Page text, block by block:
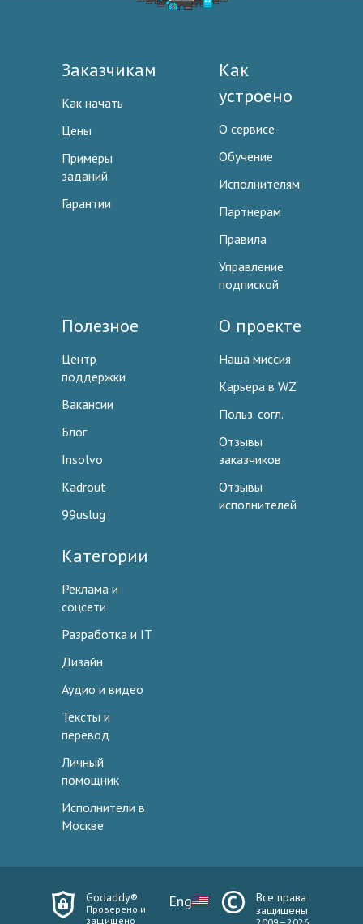
Заказчикам
Как начать
Цены
Примеры
заданий
Гарантии
Как
устроено
О сервисе
Обучение
Исполнителям
Партнерам
Правила
Управление
подпиской
Полезное
Центр
поддержки
Вакансии
Блог
Insolvo
Kadrout
99uslug
О проекте
Наша миссия
Карьера в WZ
Польз. согл.
Отзывы
заказчиков
Отзывы
исполнителей
Категории
Реклама и
соцсети
Разработка и IT
Дизайн
Аудио и видео
Тексты и
перевод
Личный
помощник
Исполнители в
Москве
Godaddy®
Проверено и
защищено
Eng
Все права
защищены